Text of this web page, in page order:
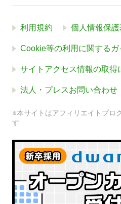
利用規約 個人情報保
Cookie等の利用に関するガ
サイトアクセス情報の取得
法人・プレスお問い合わせ
※本サイトはアフィリエイトプロ
す